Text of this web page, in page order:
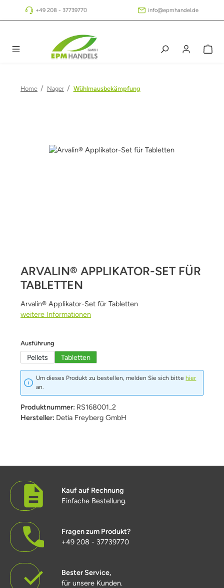
Zum Hauptinhalt springen
+49 208 - 37739770 info@epmhandel.de
Home / Nager / Wühlmausbekämpfung
Bildergalerie überspringen
ARVALIN® APPLIKATOR-SET FÜR
TABLETTEN
Arvalin® Applikator-Set für Tabletten
weitere Informationen
Ausführung
Pellets Tabletten
Um dieses Produkt zu bestellen, melden Sie sich bitte hier
an.
Produktnummer: RS168001_2
Hersteller: Detia Freyberg GmbH
Kauf auf Rechnung
Einfache Bestellung.
Fragen zum Produkt?
+49 208 - 37739770
Bester Service,
für unsere Kunden.